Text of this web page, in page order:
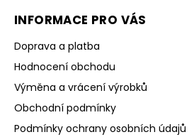
INFORMACE PRO VÁS
Doprava a platba
Hodnocení obchodu
Výměna a vrácení výrobků
Obchodní podmínky
Podmínky ochrany osobních údajů